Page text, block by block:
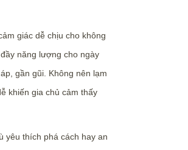
giác dễ chịu cho không
năng lượng cho ngày
gần gũi. Không nên lạm
khiến gia chủ cảm thấy
yêu thích phá cách hay an